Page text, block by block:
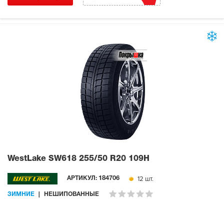
WestLake SW618 255/50 R20 109H
АРТИКУЛ: 184706 12 шт.
ЗИМНИЕ НЕШИПОВАННЫЕ